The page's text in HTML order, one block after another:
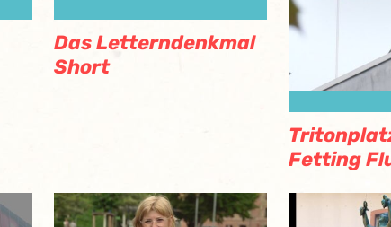
Das Letterndenkmal
Short
Fetting